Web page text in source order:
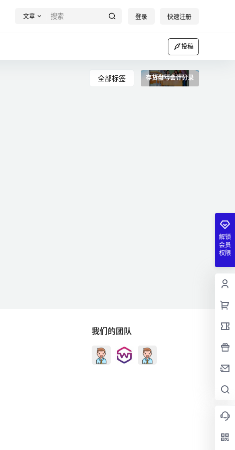
文章 登录 快速注册
投稿
全部标签 存货盘亏会计分录
解锁
会员
权限
我们的团队